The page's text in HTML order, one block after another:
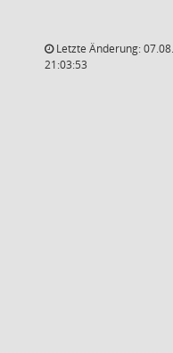
Letzte Änderung:
21:03:53